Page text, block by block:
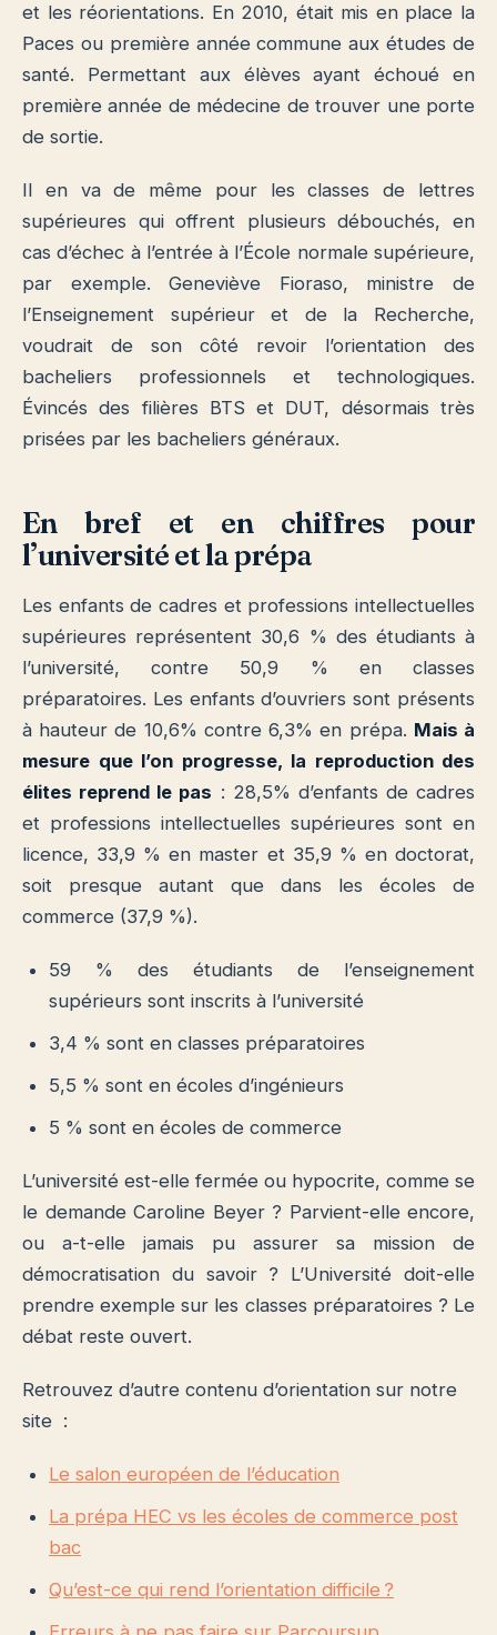
et les réorientations. En 2010, était mis en place la
Paces ou première année commune aux études de
santé. Permettant aux élèves ayant échoué en
première année de médecine de trouver une porte
de sortie.
Il en va de même pour les classes de lettres
supérieures qui offrent plusieurs débouchés, en
cas d’échec à l’entrée à l’École normale supérieure,
par exemple. Geneviève Fioraso, ministre de
l’Enseignement supérieur et de la Recherche,
voudrait de son côté revoir l’orientation des
bacheliers professionnels et technologiques.
Évincés des filières BTS et DUT, désormais très
prisées par les bacheliers généraux.
En bref et en chiffres pour
l’université et la prépa
Les enfants de cadres et professions intellectuelles
supérieures représentent 30,6 % des étudiants à
l’université, contre 50,9 % en classes
préparatoires. Les enfants d’ouvriers sont présents
à hauteur de 10,6% contre 6,3% en prépa. Mais à
mesure que l’on progresse, la reproduction des
élites reprend le pas : 28,5% d’enfants de cadres
et professions intellectuelles supérieures sont en
licence, 33,9 % en master et 35,9 % en doctorat,
soit presque autant que dans les écoles de
commerce (37,9 %).
59 % des étudiants de l’enseignement
supérieurs sont inscrits à l’université
3,4 % sont en classes préparatoires
5,5 % sont en écoles d’ingénieurs
5 % sont en écoles de commerce
L’université est-elle fermée ou hypocrite, comme se
le demande Caroline Beyer ? Parvient-elle encore,
ou a-t-elle jamais pu assurer sa mission de
démocratisation du savoir ? L’Université doit-elle
prendre exemple sur les classes préparatoires ? Le
débat reste ouvert.
Retrouvez d’autre contenu d’orientation sur notre
site :
Le salon européen de l’éducation
La prépa HEC vs les écoles de commerce post
bac
Qu’est-ce qui rend l’orientation difficile ?